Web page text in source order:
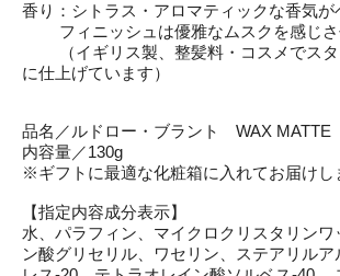
香り：シトラス・アロマティックな香気が
フィニッシュは優雅なムスクを感じさ
（イギリス製、整髪料・コスメでスタ
に仕上げています）
品名／ルドロー・ブラント WAX MATTE
内容量／130g
※ギフトに最適な化粧箱に入れてお届けし
【指定内容成分表示】
水、パラフィン、マイクロクリスタリンワ
ン酸グリセリル、ワセリン、ステアリル